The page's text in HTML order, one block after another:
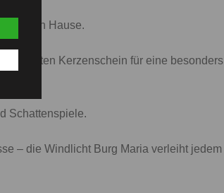
nach Hause.
sanften Kerzenschein für eine besonders
Schattenspiele.
– die Windlicht Burg Maria verleiht jedem